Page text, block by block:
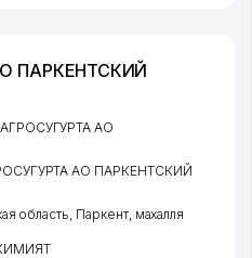
ПАРКЕНТСКИЙ
АО
АО ПАРКЕНТСКИЙ
область Паркент, махалля